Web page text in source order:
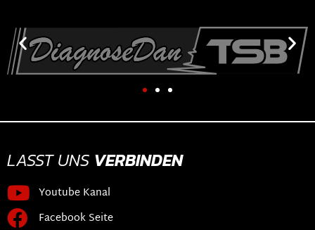
LASST UNS VERBINDEN
Youtube Kanal
Facebook Seite